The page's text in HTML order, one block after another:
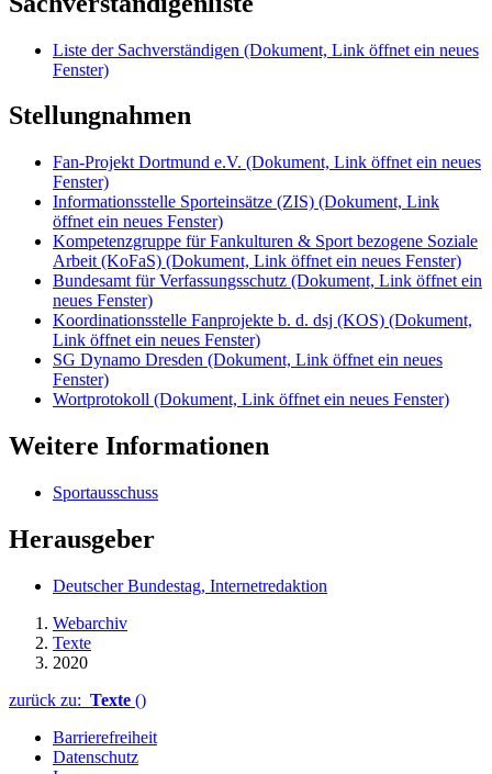
Liste der Sachverständigen (Dokument, Link öffnet ein neues
Fenster)
Stellungnahmen
Fan-Projekt Dortmund e.V. (Dokument, Link öffnet ein neues
Fenster)
Informationsstelle Sporteinsätze (ZIS) (Dokument, Link
öffnet ein neues Fenster)
Kompetenzgruppe für Fankulturen & Sport bezogene Soziale
Arbeit (KoFaS) (Dokument, Link öffnet ein neues Fenster)
Bundesamt für Verfassungsschutz (Dokument, Link öffnet ein
neues Fenster)
Koordinationsstelle Fanprojekte b. d. dsj (KOS) (Dokument,
Link öffnet ein neues Fenster)
SG Dynamo Dresden (Dokument, Link öffnet ein neues
Fenster)
Wortprotokoll (Dokument, Link öffnet ein neues Fenster)
Weitere Informationen
Sportausschuss
Herausgeber
Deutscher Bundestag, Internetredaktion
Webarchiv
Texte
2020
zurück zu: Texte ()
Barrierefreiheit
Datenschutz